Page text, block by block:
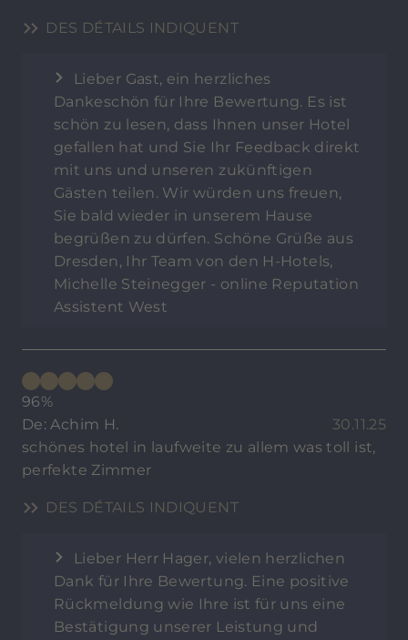
DES DÉTAILS INDIQUENT
Lieber Gast, ein herzliches
Dankeschön für Ihre Bewertung. Es ist
schön zu lesen, dass Ihnen unser Hotel
gefallen hat und Sie Ihr Feedback direkt
mit uns und unseren zukünftigen
Gästen teilen. Wir würden uns freuen,
Sie bald wieder in unserem Hause
begrüßen zu dürfen. Schöne Grüße aus
Dresden, Ihr Team von den H-Hotels,
Michelle Steinegger - online Reputation
Assistent West
96%
De: Achim H.
30.11.25
schönes hotel in laufweite zu allem was toll ist,
perfekte Zimmer
DES DÉTAILS INDIQUENT
Lieber Herr Hager, vielen herzlichen
Dank für Ihre Bewertung. Eine positive
Rückmeldung wie Ihre ist für uns eine
Bestätigung unserer Leistung und